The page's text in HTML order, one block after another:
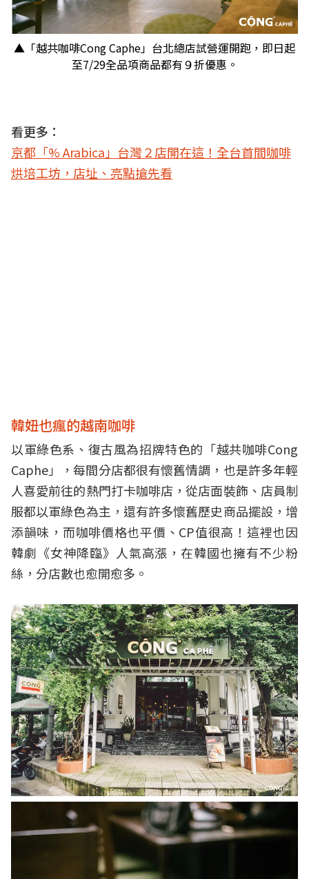
▲「越共咖啡Cong Caphe」台北總店試營運開跑，即日起
至7/29全品項商品都有９折優惠。
看更多：
京都「% Arabica」台灣２店開在這！全台首間咖啡
烘培工坊，店址、亮點搶先看
韓妞也瘋的越南咖啡
以軍綠色系、復古風為招牌特色的「越共咖啡Cong
Caphe」，每間分店都很有懷舊情調，也是許多年輕
人喜愛前往的熱門打卡咖啡店，從店面裝飾、店員制
服都以軍綠色為主，還有許多懷舊歷史商品擺設，增
添韻味，而咖啡價格也平價、CP值很高！這裡也因
韓劇《女神降臨》人氣高漲，在韓國也擁有不少粉
絲，分店數也愈開愈多。